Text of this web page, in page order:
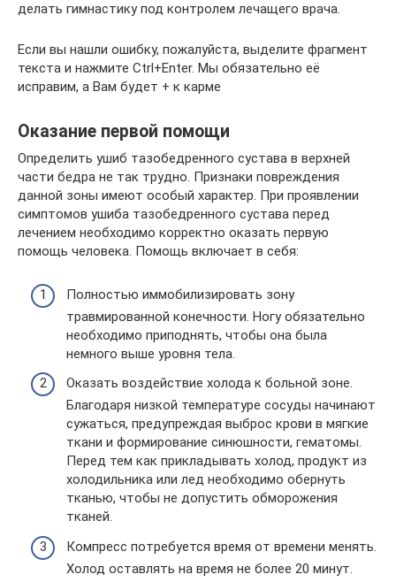
делать гимнастику под контролем лечащего врача.
Если вы нашли ошибку, пожалуйста, выделите фрагмент
текста и нажмите Ctrl+Enter. Мы обязательно её
исправим, а Вам будет + к карме
Оказание первой помощи
Определить ушиб тазобедренного сустава в верхней
части бедра не так трудно. Признаки повреждения
данной зоны имеют особый характер. При проявлении
симптомов ушиба тазобедренного сустава перед
лечением необходимо корректно оказать первую
помощь человека. Помощь включает в себя:
Полностью иммобилизировать зону
травмированной конечности. Ногу обязательно
необходимо приподнять, чтобы она была
немного выше уровня тела.
Оказать воздействие холода к больной зоне.
Благодаря низкой температуре сосуды начинают
сужаться, предупреждая выброс крови в мягкие
ткани и формирование синюшности, гематомы.
Перед тем как прикладывать холод, продукт из
холодильника или лед необходимо обернуть
тканью, чтобы не допустить обморожения
тканей.
Компресс потребуется время от времени менять.
Холод оставлять на время не более 20 минут.